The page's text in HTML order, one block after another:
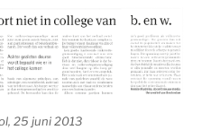
25 juni 2013